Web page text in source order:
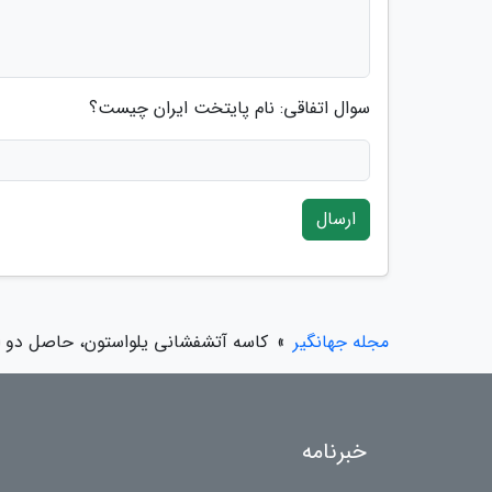
سوال اتفاقی: نام پایتخت ایران چیست؟
ارسال
مجله جهانگیر » کاسه آتشفشانی یلواستون، حاصل دو
خبرنامه